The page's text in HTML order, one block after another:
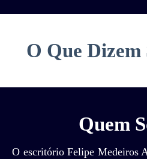
O Que Dizem
Quem
O escritório Felipe Medeiros